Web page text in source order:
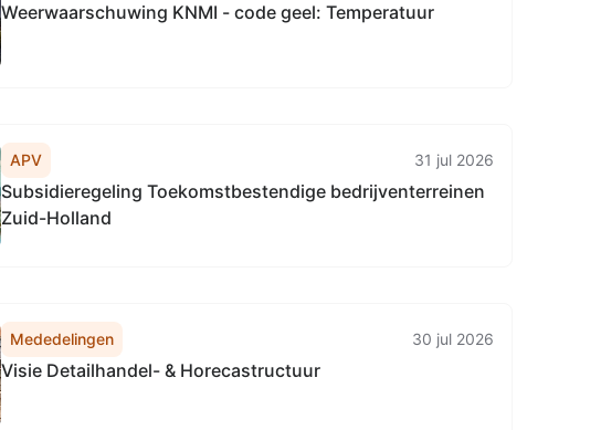
Weerwaarschuwing KNMI - code geel: Temperatuur
APV 31 jul 2026
Subsidieregeling Toekomstbestendige bedrijventerreinen
Zuid-Holland
Mededelingen 30 jul 2026
Visie Detailhandel- & Horecastructuur